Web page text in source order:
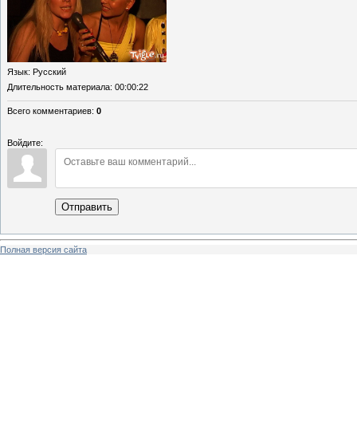
Язык: Русский
Длительность материала: 00:00:22
Всего комментариев: 0
Войдите:
Отправить
Полная версия сайта